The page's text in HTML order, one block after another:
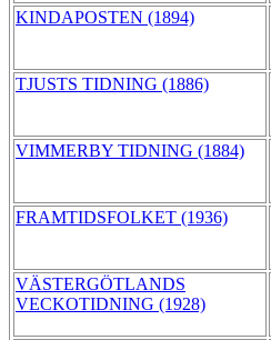
KINDAPOSTEN (1894)
TJUSTS TIDNING (1886)
VIMMERBY TIDNING (1884)
FRAMTIDSFOLKET (1936)
VÄSTERGÖTLANDS
VECKOTIDNING (1928)